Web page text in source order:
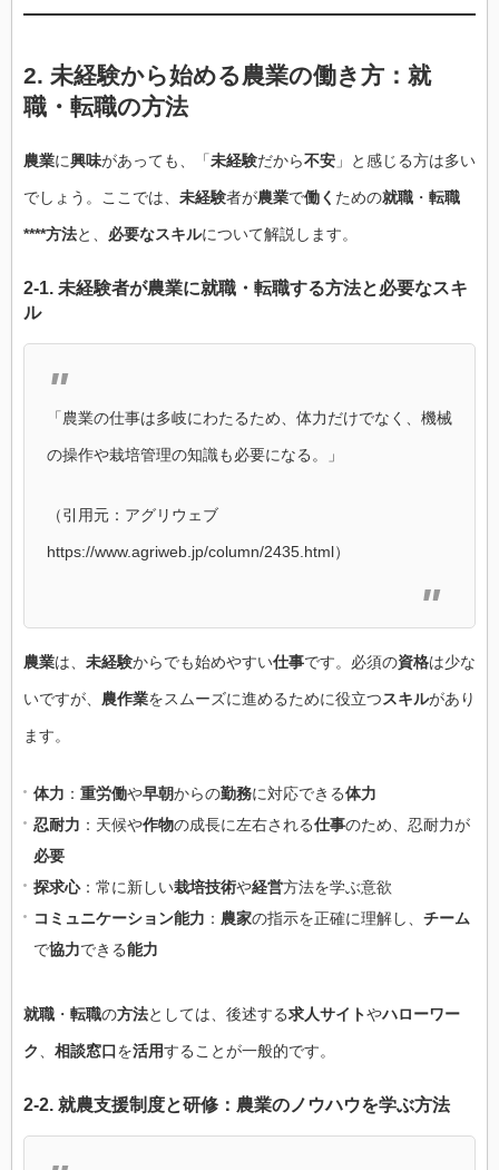
2. 未経験から始める農業の働き方 ： 就
職 ・ 転職の方法
農業に興味があっても、「未経験だから不安 」と感じる方は多い
でしょう。ここでは、 未経験者が農業で働く ための就職 ・ 転職
****方法と、 必要なスキルについて解説します。
2-1. 未経験者が農業に就職 ・ 転職する方法と必要なスキ
ル
「農業の仕事は多岐にわたるため、体力だけでなく、機械
の操作や栽培管理の知識も必要になる。」
（引用元：アグリウェブ
https://www.agriweb.jp/column/2435.html）
農業は、 未経験からでも始めやすい仕事です。必須の資格は少な
いですが、 農作業をスムーズに進めるために役立つスキルがあり
ます。
体力 ： 重労働や早朝からの勤務に対応できる体力
忍耐力 ：天候や作物の成長に左右される仕事のため、忍耐力が
必要
探求心：常に新しい栽培技術や経営方法を学ぶ意欲
コミュニケーション能力 ： 農家の指示を正確に理解し、 チーム
で協力できる能力
就職 ・ 転職の方法としては、後述する求人サイトやハローワー
ク 相談窓口を活用することが一般的です。
2-2. 就農支援制度と研修 ： 農業の ノウハウを学ぶ方法